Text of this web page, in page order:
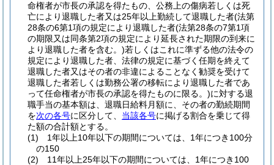
命権者が市長の承認を得たもの、公務上の傷病若しくは死
亡により退職した者又は25年以上勤続して退職した者(法第
28条の6第1項の規定により退職した者(法第28条の7第1項
の期限又は同条第2項の規定により延長された期限の到来に
より退職した者を含む。)若しくはこれに準ずる他の法令の
規定により退職した者、法律の規定に基づく任期を終えて
退職した者又はその者の非違によることなく勧奨を受けて
退職した者若しくは勤務公署の移転により退職した者であ
って任命権者が市長の承認を得たものに限る。)に対する退
職手当の基本額は、退職日給料月額に、その者の勤続期間
を次の各号に区分して、 当該各号に掲げる割合を乗じて得
た額の合計額とする。
(1)
1年以上10年以下の期間については、1年につき100分
の150
(2)
11年以上25年以下の期間については、1年につき100